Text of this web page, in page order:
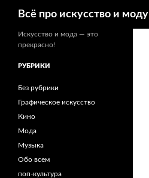
Всё про искусство и моду
Искусство и мода — это
прекрасно!
РУБРИКИ
Без рубрики
Графическое искусство
Кино
Мода
Музыка
Обо всем
поп-культура